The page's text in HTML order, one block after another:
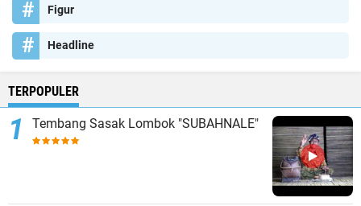
Figur
Headline
TERPOPULER
Tembang Sasak Lombok "SUBAHNALE"